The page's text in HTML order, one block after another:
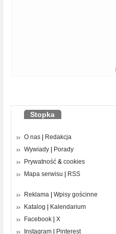
Stopka
O nas
Redakcja
Wywiady
Porady
Prywatność & cookies
Mapa serwisu
RSS
Reklama
Wpisy gościnne
Katalog
Kalendarium
Facebook
X
Instagram
Pinterest